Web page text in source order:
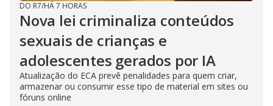
DO R7/HÁ 7 HORAS
Nova lei criminaliza conteúdos
sexuais de crianças e
adolescentes gerados por IA
Atualização do ECA prevê penalidades para quem criar,
armazenar ou consumir esse tipo de material em sites ou
fóruns online